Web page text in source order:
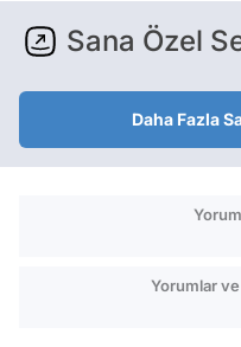
Sana Özel
Daha Fazla
Yorumlar ve